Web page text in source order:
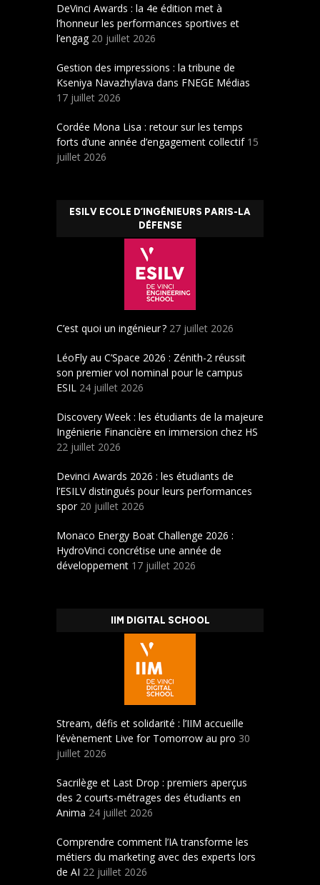
DeVinci Awards : la 4e édition met à
l’honneur les performances sportives et
l’engag 20 juillet 2026
Gestion des impressions : la tribune de
Kseniya Navazhylava dans FNEGE Médias
17 juillet 2026
Cordée Mona Lisa : retour sur les temps
forts d’une année d’engagement collectif 15
juillet 2026
ESILV ECOLE D’INGÉNIEURS PARIS-LA
DÉFENSE
C’est quoi un ingénieur ? 27 juillet 2026
LéoFly au C’Space 2026 : Zénith-2 réussit
son premier vol nominal pour le campus
ESIL 24 juillet 2026
Discovery Week : les étudiants de la majeure
Ingénierie Financière en immersion chez HS
22 juillet 2026
Devinci Awards 2026 : les étudiants de
l’ESILV distingués pour leurs performances
spor 20 juillet 2026
Monaco Energy Boat Challenge 2026 :
HydroVinci concrétise une année de
développement 17 juillet 2026
IIM DIGITAL SCHOOL
Stream, défis et solidarité : l’IIM accueille
l’évènement Live for Tomorrow au pro 30
juillet 2026
Sacrilège et Last Drop : premiers aperçus
des 2 courts-métrages des étudiants en
Anima 24 juillet 2026
Comprendre comment l’IA transforme les
métiers du marketing avec des experts lors
de AI 22 juillet 2026